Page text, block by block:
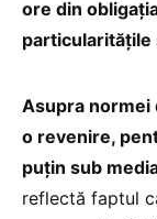
ore din
particularitățile
Asupra normei
o revenire,
puțin sub
reflectă faptul